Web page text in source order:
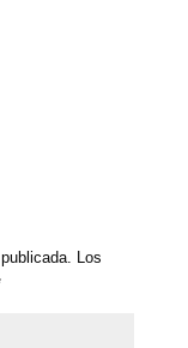
Los